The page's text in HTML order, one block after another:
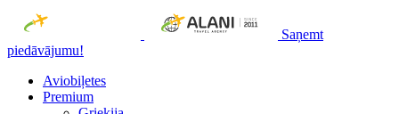
Saņemt
piedāvājumu!
Aviobiļetes
Premium